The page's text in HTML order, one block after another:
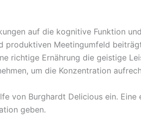
auf die kognitive Funktion
produktiven Meetingumfeld
richtige Ernährung die geistige
um die Konzentration
von Burghardt Delicious ein.
geben.